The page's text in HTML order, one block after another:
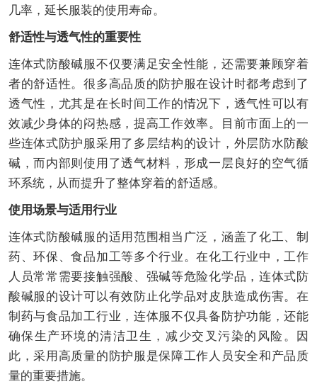
几率，延长服装的使用寿命。
舒适性与透气性的重要性
连体式防酸碱服不仅要满足安全性能，还需要兼顾穿着
者的舒适性。很多高品质的防护服在设计时都考虑到了
透气性，尤其是在长时间工作的情况下，透气性可以有
效减少身体的闷热感，提高工作效率。目前市面上的一
些连体式防护服采用了多层结构的设计，外层防水防酸
碱，而内部则使用了透气材料，形成一层良好的空气循
环系统，从而提升了整体穿着的舒适感。
使用场景与适用行业
连体式防酸碱服的适用范围相当广泛，涵盖了化工、制
药、环保、食品加工等多个行业。在化工行业中，工作
人员常常需要接触强酸、强碱等危险化学品，连体式防
酸碱服的设计可以有效防止化学品对皮肤造成伤害。在
制药与食品加工行业，连体服不仅具备防护功能，还能
确保生产环境的清洁卫生，减少交叉污染的风险。因
此，采用高质量的防护服是保障工作人员安全和产品质
量的重要措施。